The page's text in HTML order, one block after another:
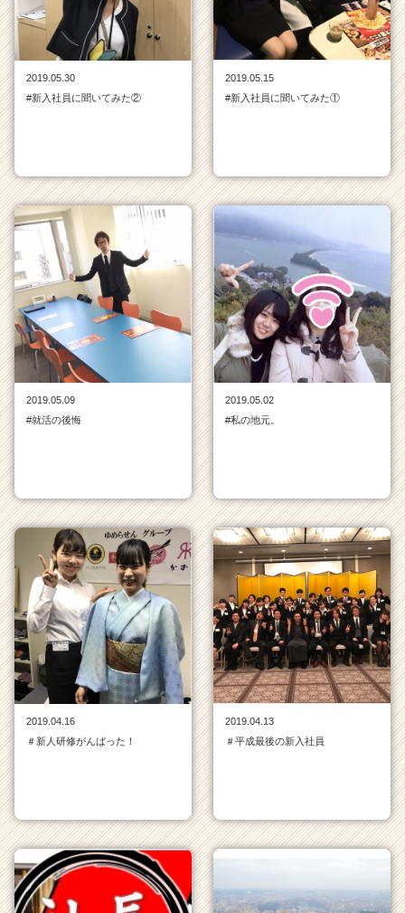
r）
2019.05.30
#新入社員に聞いてみた②
2019.05.15
#新入社員に聞いてみた①
2019.05.09
#就活の後悔
2019.05.02
#私の地元。
2019.04.16
＃新人研修がんばった！
2019.04.13
＃平成最後の新入社員